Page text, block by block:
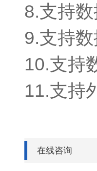
8.支持
9.支持
10.支持
11.支持
在线咨询